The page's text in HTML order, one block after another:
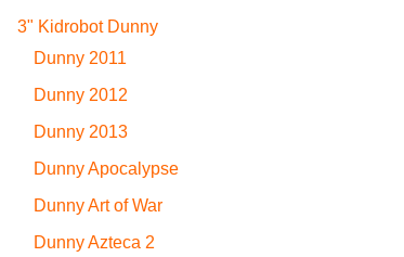
3" Kidrobot Dunny
Dunny 2011
Dunny 2012
Dunny 2013
Dunny Apocalypse
Dunny Art of War
Dunny Azteca 2